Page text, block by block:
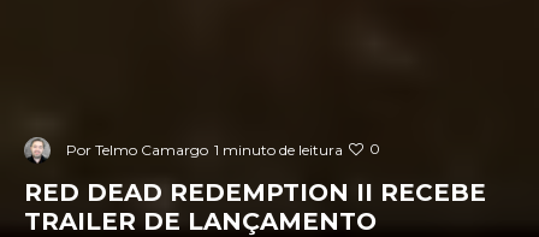
Por Telmo Camargo 1 minuto de leitura 0
RED DEAD REDEMPTION II RECEBE
TRAILER DE LANÇAMENTO